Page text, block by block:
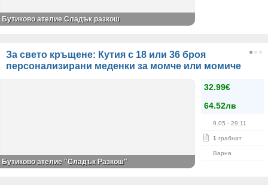
Бутиково ателие Сладък разкош
За свето кръщене: Кутия с 18 или 36 броя
персонализирани меденки за момче или момиче
32.99€
64.52лв
9.05 - 29.11
1 грабнат
Варна
Бутиково ателие "Сладък Разкош"